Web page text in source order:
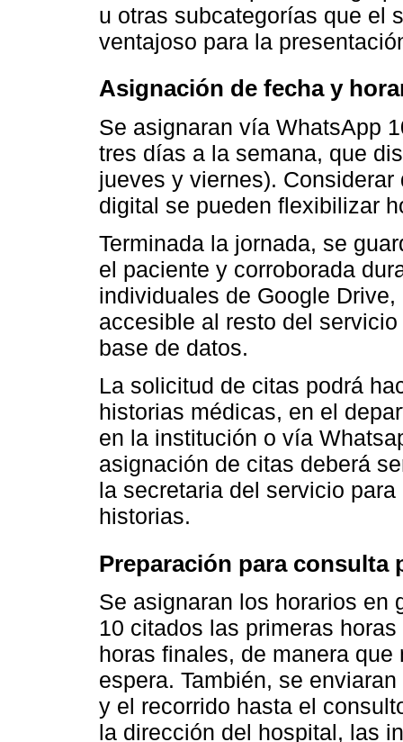
u otras subcategorías que el
ventajoso para la
Asignación de fecha y
Se asignaran vía WhatsApp
tres días a la semana, que
jueves y viernes).
digital se pueden flexibilizar
Terminada la jornada, se
el paciente y corroborada
individuales de Google
accesible al resto del
base de datos.
La solicitud de citas podrá
historias médicas, en el
en la institución o vía
asignación de citas deberá
la secretaria del servicio
historias.
Preparación para consulta
Se asignaran los horarios en
10 citados las primeras
horas finales, de manera
espera. También, se
y el recorrido hasta el
la dirección del hospital, las